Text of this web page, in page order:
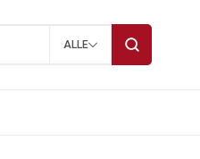
ALLE